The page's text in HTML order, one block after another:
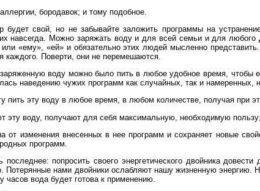
бородавок; и тому подобное.
будет свой, но не забывайте заложить программы на
навсегда. Можно заряжать воду и для всей семьи и для любого
«ему», «ей» и обязательно этих людей мысленно
каждого. Поверти, они не перемешаются.
воду можно было пить в любое удобное время, чтобы
наведению чужих программ как случайных, так и
пить эту воду в любое время, в любом количестве, получая при
эту воду, получают для себя максимальную, необходимую пользу;
от изменения внесенных в нее программ и сохраняет новые
программ.
последнее: попросить своего энергетического двойника
Потерянные нами двойники ослабляют нашу жизненную энергию.
часов вода будет готова к применению.